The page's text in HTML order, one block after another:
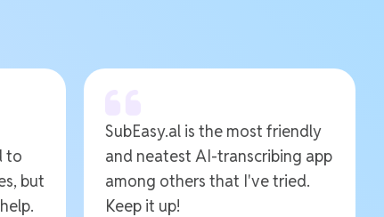
to
but
SubEasy.al is the most friendly
and neatest AI-transcribing app
among others that I've tried.
Keep it up!